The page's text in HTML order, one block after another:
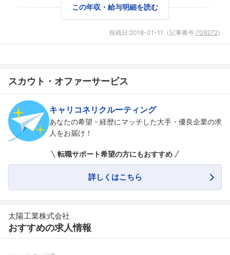
この年収・給与明細を読む
投稿日:2018-01-11 （記事番号:709272）
スカウト・オファーサービス
キャリコネリクルーティング
あなたの希望・経歴にマッチした大手・優良企業の求
人をお届け！
転職サポート希望の方にもおすすめ
詳しくはこちら
太陽工業株式会社
おすすめの求人情報